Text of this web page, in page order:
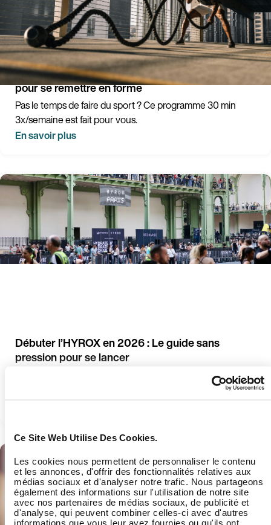
Ce Site Web Utilise Des Cookies.
Les cookies nous permettent de personnaliser le contenu
et les annonces, d'offrir des fonctionnalités relatives aux
médias sociaux et d'analyser notre trafic. Nous partageons
également des informations sur l'utilisation de notre site
avec nos partenaires de médias sociaux, de publicité et
d'analyse, qui peuvent combiner celles-ci avec d'autres
informations que vous leur avez fournies ou qu'ils ont
Sport en 30 minutes : le programme 3×/semaine
pour se remettre en forme
Pas le temps de faire du sport ? Ce programme 30 min
3x/semaine est fait pour vous.
En savoir plus
Débuter l’HYROX en 2026 : Le guide sans
pression pour se lancer
Découvrez comment se mettre à l’HYROX quand on est
débutant et démarrez votre programme avec Wellpass.